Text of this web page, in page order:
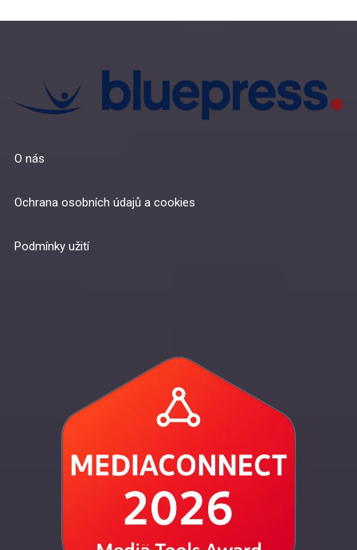
O nás
Ochrana osobních údajů a cookies
Podmínky užití